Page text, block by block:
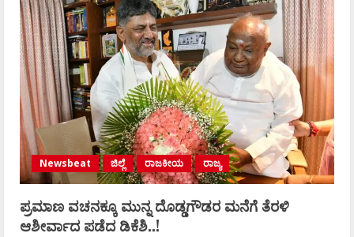
Newsbeat ಜಿಲ್ಲೆ ರಾಜಕೀಯ ರಾಜ್ಯ
ಪ್ರಮಾಣ ವಚನಕ್ಕೂ ಮುನ್ನ ದೊಡ್ಡಗೌಡರ ಮನೆಗೆ ತೆರಳಿ
ಆಶೀರ್ವಾದ ಪಡೆದ ಡಿಕೆಶಿ..!